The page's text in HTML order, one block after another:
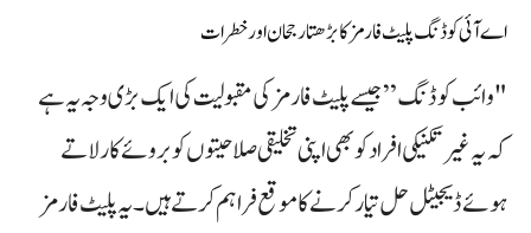
اے آئی کوڈنگ پلیٹ فارمز کا بڑھتا رجحان اور خطرات
"وائب کوڈنگ” جیسے پلیٹ فارمز کی مقبولیت کی ایک بڑی وجہ یہ ہے
کہ یہ غیر تکنیکی افراد کو بھی اپنی تخلیقی صلاحیتوں کو بروئے کار لاتے
ہوئے ڈیجیٹل حل تیار کرنے کا موقع فراہم کرتے ہیں۔ یہ پلیٹ فارمز